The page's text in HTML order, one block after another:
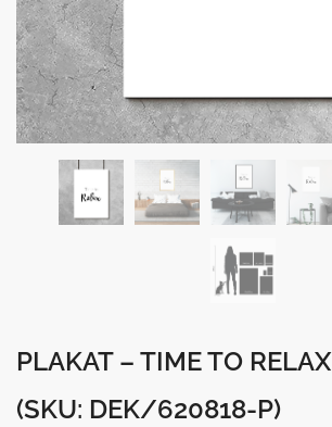
PLAKAT – TIME TO RELAX
(SKU: DEK/620818-P)